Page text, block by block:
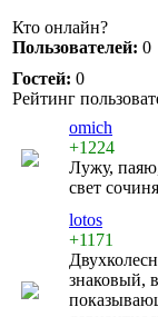
Кто онлайн?
Пользователей: 0
Гостей: 0
Рейтинг
omich
+1224
Лужу,
свет
lotos
+1171
знаковый,